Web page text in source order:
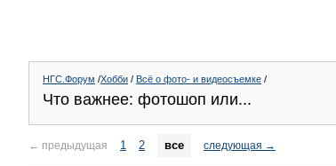
НГС.Форум /Хобби / Всё о фото- и видеосъемке /
Что важнее: фотошоп или...
← предыдущая 1 2 все следующая →